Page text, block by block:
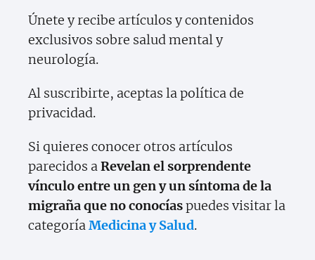
Únete y recibe artículos y contenidos
exclusivos sobre salud mental y
neurología.
Al suscribirte, aceptas la política de
privacidad.
Si quieres conocer otros artículos
parecidos aRevelan el sorprendente
vínculo entre un gen y un síntoma de la
migraña que no conocíaspuedes visitar la
categoríaMedicina y Salud.